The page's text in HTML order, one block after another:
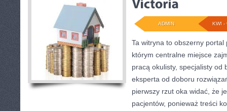
KWI -
ADMIN
Ta witryna to obszerny
którym centralne miejsce
pracą okulisty, specjalisty od
eksperta od doboru
pierwszy rzut oka widać, że
pacjentów, ponieważ treści